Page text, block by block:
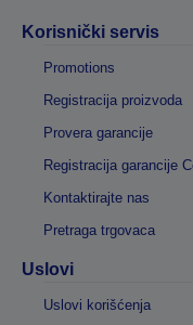
Korisnički servis
Promotions
Registracija proizvoda
Provera garancije
Registracija garancije
Kontaktirajte nas
Pretraga trgovaca
Uslovi
Uslovi korišćenja